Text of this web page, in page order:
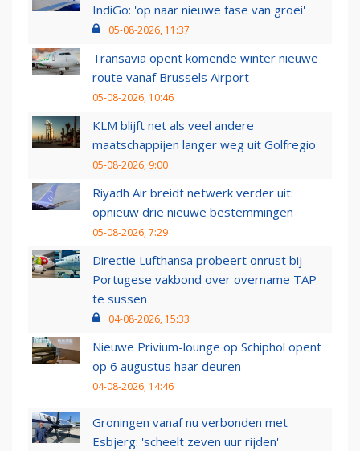
IndiGo: 'op naar nieuwe fase van groei'
05-08-2026, 11:37
Transavia opent komende winter nieuwe
route vanaf Brussels Airport
05-08-2026, 10:46
KLM blijft net als veel andere
maatschappijen langer weg uit Golfregio
05-08-2026, 9:00
Riyadh Air breidt netwerk verder uit:
opnieuw drie nieuwe bestemmingen
05-08-2026, 7:29
Directie Lufthansa probeert onrust bij
Portugese vakbond over overname TAP
te sussen
04-08-2026, 15:33
Nieuwe Privium-lounge op Schiphol opent
op 6 augustus haar deuren
04-08-2026, 14:46
Groningen vanaf nu verbonden met
Esbjerg: 'scheelt zeven uur rijden'